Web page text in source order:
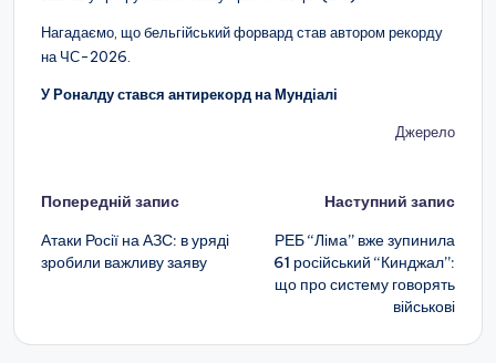
Нагадаємо, що бельгійський форвард став автором рекорду
на ЧС-2026.
У Роналду стався антирекорд на Мундіалі
Джерело
Навігація
по
запису
Попередній запис
Атаки Росії на АЗС: в уряді
зробили важливу заяву
Наступний запис
РЕБ “Ліма” вже зупинила
61 російський “Кинджал”:
що про систему говорять
військові